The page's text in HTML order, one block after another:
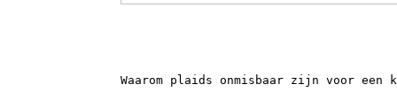
Waarom plaids onmisbaar zijn voor een